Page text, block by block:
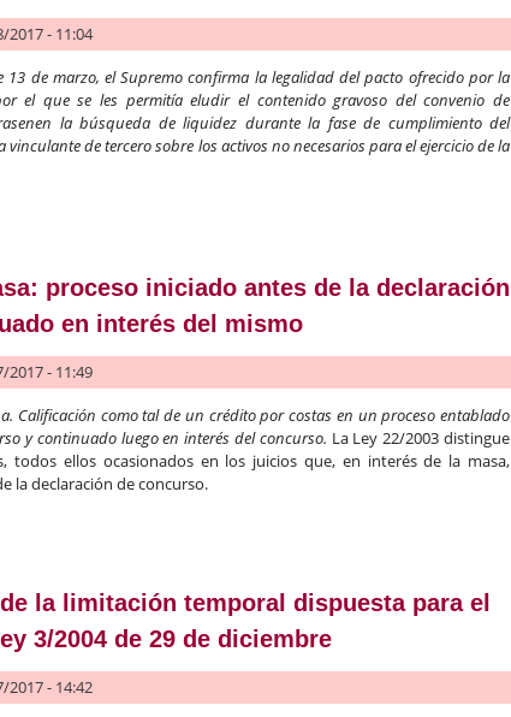
2017 - 11:04
13 de marzo, el Supremo confirma la legalidad del pacto ofrecido por la
el que se les permitía eludir el contenido gravoso del convenio de
la búsqueda de liquidez durante la fase de cumplimiento del
de tercero sobre los activos no necesarios para el ejercicio de la
proceso iniciado antes de la declaración
en interés del mismo
2017 - 11:49
Calificación como tal de un crédito por costas en un proceso entablado
y continuado luego en interés del concurso. La Ley 22/2003 distingue
todos ellos ocasionados en los juicios que, en interés de la masa,
la declaración de concurso.
la limitación temporal dispuesta para el
3/2004 de 29 de diciembre
2017 - 14:42